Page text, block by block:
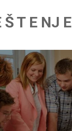
Š T E NJ E